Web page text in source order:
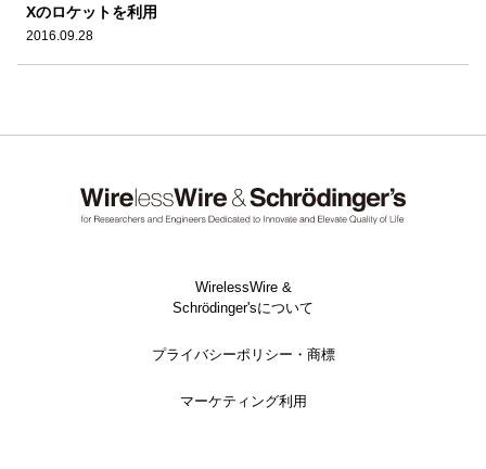
Xのロケットを利用
2016.09.28
WirelessWire &
Schrödinger'sについて
プライバシーポリシー・商標
マーケティング利用